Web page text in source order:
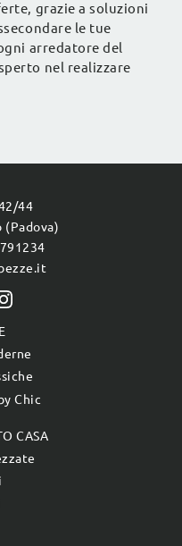
grazie a soluzioni
le tue
arredatore del
nel realizzare
44
(Padova)
Chic
CASA